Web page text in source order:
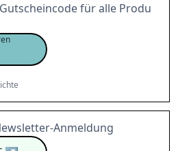
für alle Produ
Anmeldung